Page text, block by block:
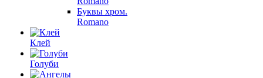
Буквы хром.
Romano
Клей
Голуби